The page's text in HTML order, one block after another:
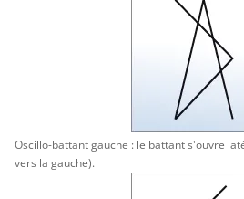
Oscillo-battant gauche : le battant s'ouvre
vers la gauche).